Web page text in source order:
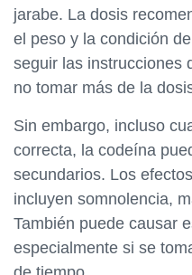
jarabe. La dosis
el peso y la condición
seguir las instrucciones
no tomar más de la
Sin embargo, incluso
correcta, la codeína
secundarios. Los
incluyen somnolencia,
También puede causar
especialmente si se